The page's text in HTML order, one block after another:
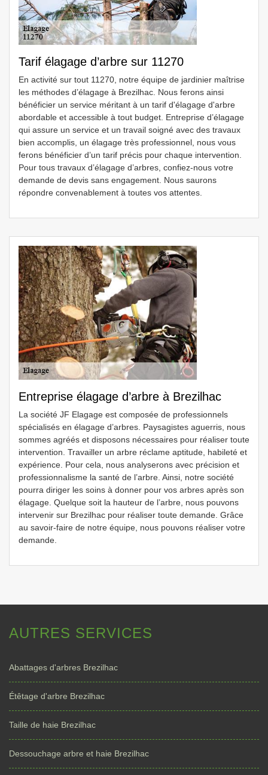
Tarif élagage d’arbre sur 11270
En activité sur tout 11270, notre équipe de jardinier maîtrise
les méthodes d’élagage à Brezilhac. Nous ferons ainsi
bénéficier un service méritant à un tarif d'élagage d'arbre
abordable et accessible à tout budget. Entreprise d’élagage
qui assure un service et un travail soigné avec des travaux
bien accomplis, un élagage très professionnel, nous vous
ferons bénéficier d’un tarif précis pour chaque intervention.
Pour tous travaux d’élagage d’arbres, confiez-nous votre
demande de devis sans engagement. Nous saurons
répondre convenablement à toutes vos attentes.
Entreprise élagage d’arbre à Brezilhac
La société JF Elagage est composée de professionnels
spécialisés en élagage d’arbres. Paysagistes aguerris, nous
sommes agréés et disposons nécessaires pour réaliser toute
intervention. Travailler un arbre réclame aptitude, habileté et
expérience. Pour cela, nous analyserons avec précision et
professionnalisme la santé de l’arbre. Ainsi, notre société
pourra diriger les soins à donner pour vos arbres après son
élagage. Quelque soit la hauteur de l’arbre, nous pouvons
intervenir sur Brezilhac pour réaliser toute demande. Grâce
au savoir-faire de notre équipe, nous pouvons réaliser votre
demande.
AUTRES SERVICES
Abattages d'arbres Brezilhac
Étêtage d'arbre Brezilhac
Taille de haie Brezilhac
Dessouchage arbre et haie Brezilhac